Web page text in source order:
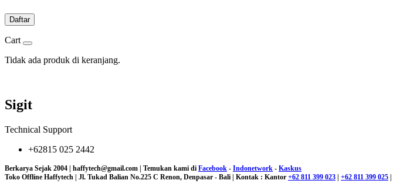
Daftar
Cart
Tidak ada produk di keranjang.
Sigit
Technical Support
+62815 025 2442
Berkarya Sejak 2004 | haffytech@gmail.com | Temukan kami di Facebook - Indonetwork - Kaskus
Toko Offline Haffytech | Jl. Tukad Balian No.225 C Renon, Denpasar - Bali | Kontak : Kantor +62 811 399 023 | +62 811 399 025 |